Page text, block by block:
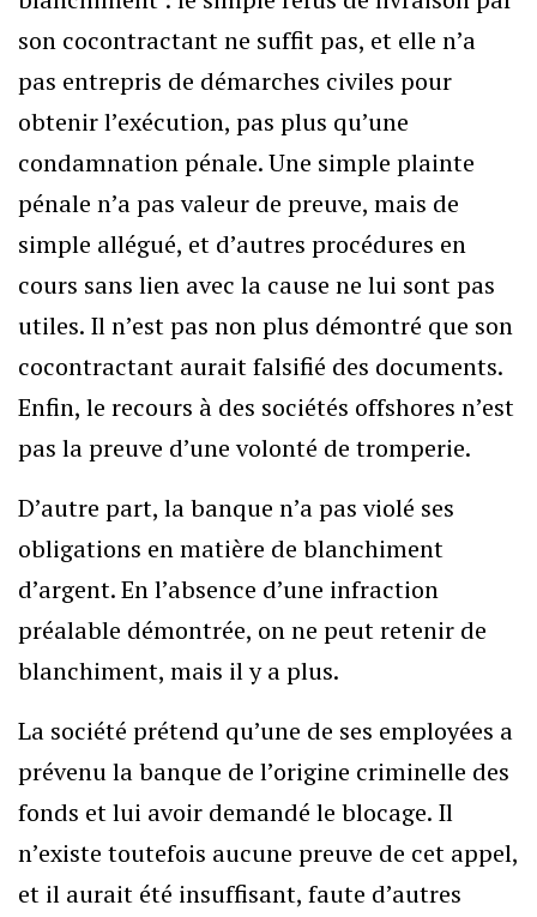
son cocontractant ne suffit pas, et elle n’a
pas entrepris de démarches civiles pour
obtenir l’exécution, pas plus qu’une
condamnation pénale. Une simple plainte
pénale n’a pas valeur de preuve, mais de
simple allégué, et d’autres procédures en
cours sans lien avec la cause ne lui sont pas
utiles. Il n’est pas non plus démontré que son
cocontractant aurait falsifié des documents.
Enfin, le recours à des sociétés offshores n’est
pas la preuve d’une volonté de tromperie.
D’autre part, la banque n’a pas violé ses
obligations en matière de blanchiment
d’argent. En l’absence d’une infraction
préalable démontrée, on ne peut retenir de
blanchiment, mais il y a plus.
La société prétend qu’une de ses employées a
prévenu la banque de l’origine criminelle des
fonds et lui avoir demandé le blocage. Il
n’existe toutefois aucune preuve de cet appel,
et il aurait été insuffisant, faute d’autres